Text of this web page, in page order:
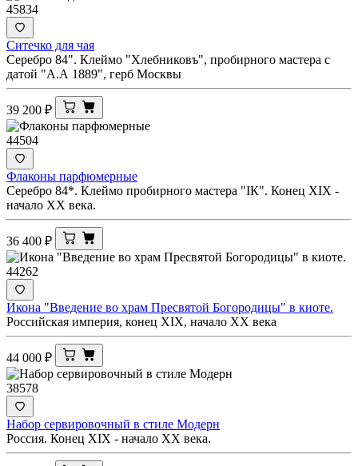
45834
Ситечко для чая
Серебро 84". Клеймо "Хлебниковъ", пробирного мастера с
датой "А.А 1889", герб Москвы
39 200 ₽
44504
Флаконы парфюмерные
Серебро 84*. Клеймо пробирного мастера "IК". Конец XIX -
начало ХХ века.
36 400 ₽
44262
Икона "Введение во храм Пресвятой Богородицы" в киоте.
Российская империя, конец XIX, начало ХХ века
44 000 ₽
38578
Набор сервировочный в стиле Модерн
Россия. Конец XIX - начало XX века.